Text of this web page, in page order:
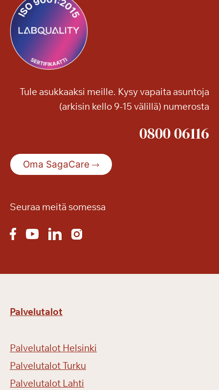
Tule asukkaaksi meille. Kysy vapaita asuntoja
(arkisin kello 9-15 välillä) numerosta
0800 06116
Oma SagaCare
Seuraa meitä somessa
Palvelutalot
Palvelutalot Helsinki
Palvelutalot Turku
Palvelutalot Lahti